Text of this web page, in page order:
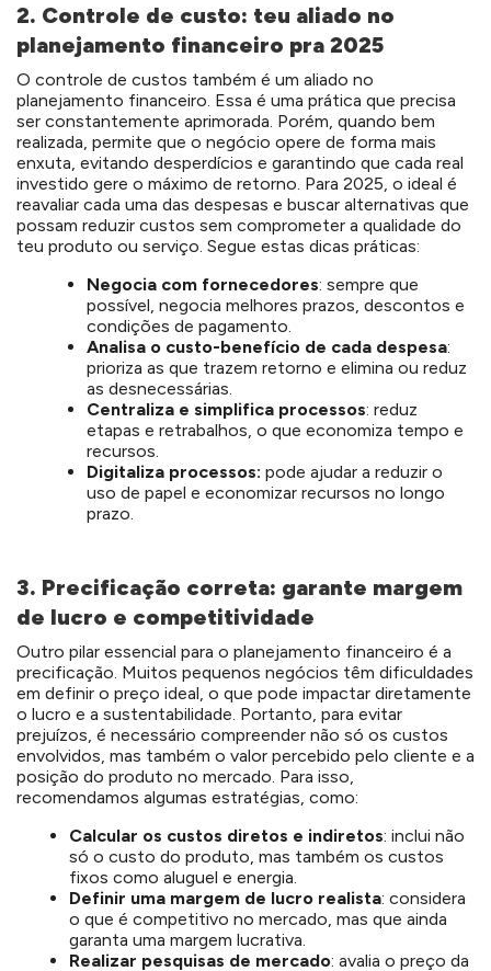
2. Controle de custo: teu aliado no
planejamento financeiro pra 2025
O controle de custos também é um aliado no
planejamento financeiro. Essa é uma prática que precisa
ser constantemente aprimorada. Porém, quando bem
realizada, permite que o negócio opere de forma mais
enxuta, evitando desperdícios e garantindo que cada real
investido gere o máximo de retorno. Para 2025, o ideal é
reavaliar cada uma das despesas e buscar alternativas que
possam reduzir custos sem comprometer a qualidade do
teu produto ou serviço. Segue estas dicas práticas:
Negocia com fornecedores: sempre que
possível, negocia melhores prazos, descontos e
condições de pagamento.
Analisa o custo-benefício de cada despesa:
prioriza as que trazem retorno e elimina ou reduz
as desnecessárias.
Centraliza e simplifica processos: reduz
etapas e retrabalhos, o que economiza tempo e
recursos.
Digitaliza processos: pode ajudar a reduzir o
uso de papel e economizar recursos no longo
prazo.
3. Precificação correta: garante margem
de lucro e competitividade
Outro pilar essencial para o planejamento financeiro é a
precificação. Muitos pequenos negócios têm dificuldades
em definir o preço ideal, o que pode impactar diretamente
o lucro e a sustentabilidade. Portanto, para evitar
prejuízos, é necessário compreender não só os custos
envolvidos, mas também o valor percebido pelo cliente e a
posição do produto no mercado. Para isso,
recomendamos algumas estratégias, como:
Calcular os custos diretos e indiretos: inclui não
só o custo do produto, mas também os custos
fixos como aluguel e energia.
Definir uma margem de lucro realista: considera
o que é competitivo no mercado, mas que ainda
garanta uma margem lucrativa.
Realizar pesquisas de mercado: avalia o preço da